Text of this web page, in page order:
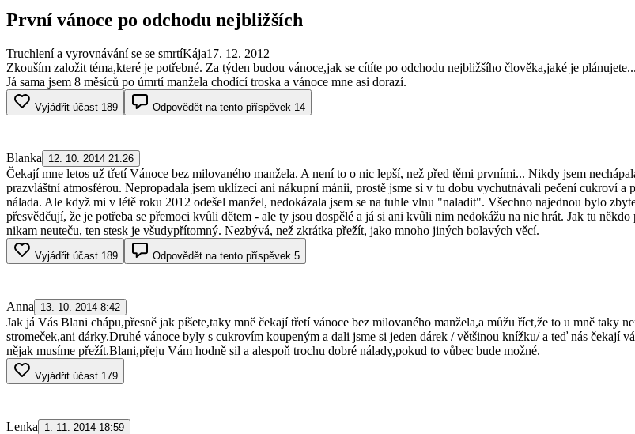
První vánoce po odchodu nejbližších
Truchlení a vyrovnávání se se smrtíKája17. 12. 2012
Zkouším založit téma,které je potřebné. Za týden budou vánoce,jak se cítíte po odchodu nejbližšího člověka,jaké je
Já sama jsem 8 měsíců po úmrtí manžela chodící troska a vánoce mne asi dorazí.
Vyjádřit účast 189 Odpovědět na tento příspěvek 14
Blanka 12. 10. 2014 21:26
Čekají mne letos už třetí Vánoce bez milovaného manžela. A není to o nic lepší, než před těmi prvními... Nikdy jsem
prazvláštní atmosférou. Nepropadala jsem uklízecí ani nákupní mánii, prostě jsme si v tu dobu vychutnávali pečení cukroví
nálada. Ale když mi v létě roku 2012 odešel manžel, nedokázala jsem se na tuhle vlnu "naladit". Všechno najednou bylo
přesvědčují, že je potřeba se přemoci kvůli dětem - ale ty jsou dospělé a já si ani kvůli nim nedokážu na nic hrát. Jak tu
nikam neuteču, ten stesk je všudypřítomný. Nezbývá, než zkrátka přežít, jako mnoho jiných bolavých věcí.
Vyjádřit účast 189 Odpovědět na tento příspěvek 5
Anna 13. 10. 2014 8:42
Jak já Vás Blani chápu,přesně jak píšete,taky mně čekají třetí vánoce bez milovaného manžela,a můžu říct,že to u mně taky
stromeček,ani dárky.Druhé vánoce byly s cukrovím koupeným a dali jsme si jeden dárek / většinou knížku/ a teď nás čekají
nějak musíme přežít.Blani,přeju Vám hodně sil a alespoň trochu dobré nálady,pokud to vůbec bude možné.
Vyjádřit účast 179
Lenka 1. 11. 2014 18:59